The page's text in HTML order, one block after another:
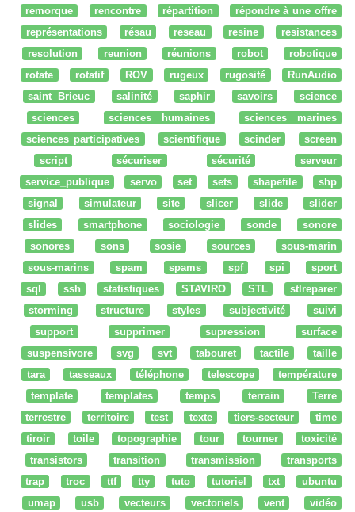
remorque
rencontre répartition
répondre à une offre
représentations
résau reseau resine
resistances
resolution
reunion réunions robot
robotique
rotate
rotatif ROV rugeux rugosité
RunAudio
saint Brieuc
salinité saphir savoirs
science
sciences
sciences humaines
sciences marines
sciences participatives
scientifique scinder
screen
script
sécuriser sécurité
serveur
service_publique
servo set sets shapefile
shp
signal
simulateur site slicer slide
slider
slides
smartphone sociologie sonde
sonore
sonores
sons sosie sources
sous-marin
sous-marins
spam spams spf spi
sport
sql
ssh statistiques STAVIRO STL
stlreparer
storming
structure styles subjectivité
suivi
support
supprimer supression
surface
suspensivore
svg svt tabouret tactile
taille
tara
tasseaux téléphone telescope
température
template
templates temps terrain
Terre
terrestre
territoire test texte tiers-secteur
time
tiroir
toile topographie tour tourner
toxicité
transistors
transition transmission
transports
trap
troc ttf tty tuto tutoriel txt
ubuntu
umap
usb vecteurs vectoriels vent
vidéo